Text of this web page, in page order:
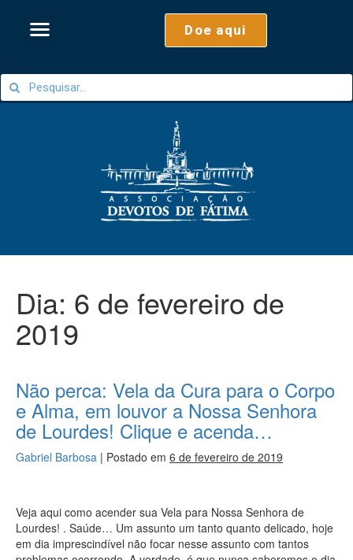
Doe aqui
Dia: 6 de fevereiro de
2019
Não perca: Vela da Cura para o Corpo
e Alma, em louvor a Nossa Senhora
de Lourdes! Clique e acenda…
Gabriel Barbosa | Postado em 6 de fevereiro de 2019
Veja aqui como acender sua Vela para Nossa Senhora de
Lourdes! . Saúde… Um assunto um tanto quanto delicado, hoje
em dia imprescindível não focar nesse assunto com tantos